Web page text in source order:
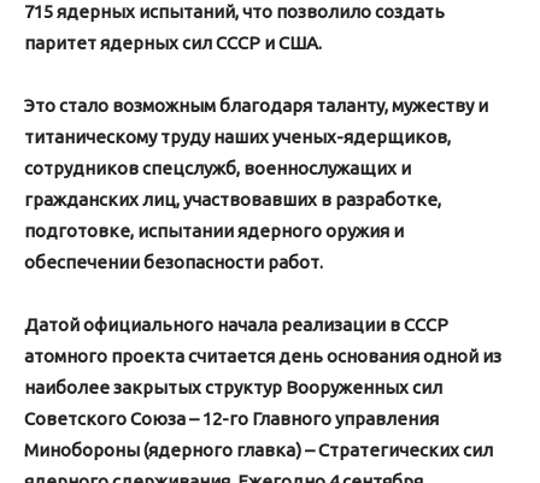
715 ядерных испытаний, что позволило создать
паритет ядерных сил СССР и США.
Это стало возможным благодаря таланту, мужеству и
титаническому труду наших ученых-ядерщиков,
сотрудников спецслужб, военнослужащих и
гражданских лиц, участвовавших в разработке,
подготовке, испытании ядерного оружия и
обеспечении безопасности работ.
Датой официального начала реализации в СССР
атомного проекта считается день основания одной из
наиболее закрытых структур Вооруженных сил
Советского Союза – 12-го Главного управления
Минобороны (ядерного главка) – Стратегических сил